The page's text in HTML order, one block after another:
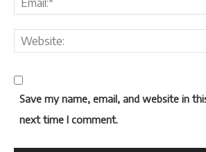
Save my name, email, and website in
next time I comment.